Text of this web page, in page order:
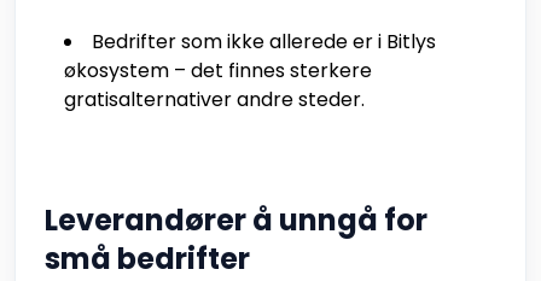
Bedrifter som ikke allerede er i Bitlys
økosystem – det finnes sterkere
gratisalternativer andre steder.
Leverandører å unngå for
små bedrifter